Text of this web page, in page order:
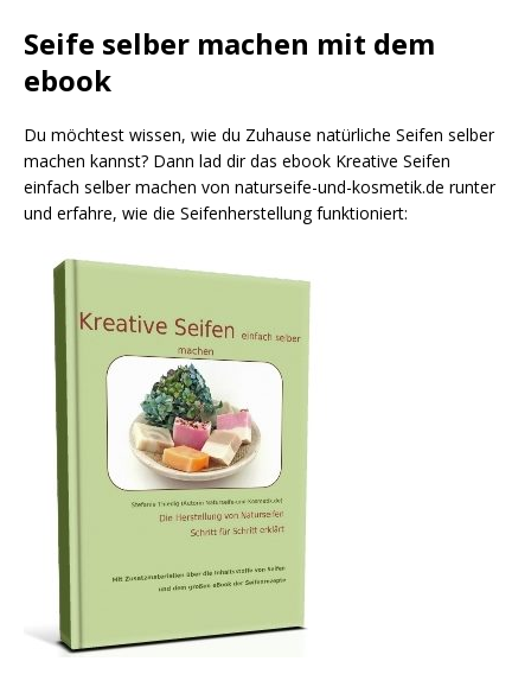
Seife selber machen mit dem
ebook
Du möchtest wissen, wie du Zuhause natürliche Seifen selber
machen kannst? Dann lad dir das ebook Kreative Seifen
einfach selber machen von naturseife-und-kosmetik.de runter
und erfahre, wie die Seifenherstellung funktioniert: